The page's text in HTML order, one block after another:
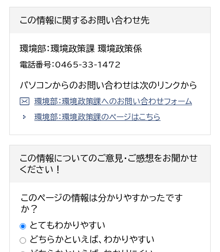
この情報に関するお問い合わせ先
環境部：環境政策課 環境政策係
電話番号：0465-33-1472
パソコンからのお問い合わせは次のリンクから
環境部：環境政策課へのお問い合わせフォーム
環境部：環境政策課のページはこちら
この情報についてのご意見・ご感想をお聞かせ
ください！
このページの情報は分かりやすかったです
か？
とてもわかりやすい
どちらかといえば、わかりやすい